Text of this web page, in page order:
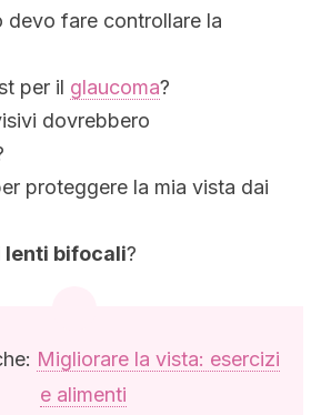
devo fare controllare la
per il glaucoma?
dovrebbero
proteggere la mia vista dai
lenti bifocali?
Migliorare la vista: esercizi
e alimenti